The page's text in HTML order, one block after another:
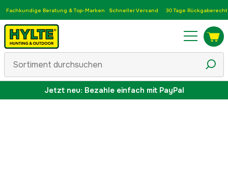
Fachkundige Beratung & Top-Marken Schneller Versand 30 Tage Rückgaberecht
Jetzt neu: Bezahle einfach mit PayPal